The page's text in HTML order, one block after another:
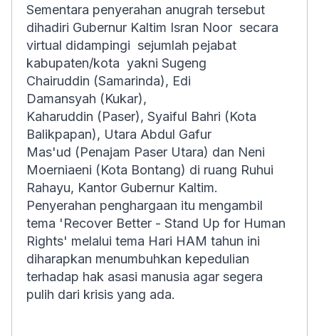
Sementara penyerahan anugrah tersebut
dihadiri Gubernur Kaltim Isran Noor secara
virtual didampingi sejumlah pejabat
kabupaten/kota yakni Sugeng
Chairuddin (Samarinda), Edi
Damansyah (Kukar),
Kaharuddin (Paser), Syaiful Bahri (Kota
Balikpapan), Utara Abdul Gafur
Mas'ud (Penajam Paser Utara) dan Neni
Moerniaeni (Kota Bontang) di ruang Ruhui
Rahayu, Kantor Gubernur Kaltim.
Penyerahan penghargaan itu mengambil
tema 'Recover Better - Stand Up for Human
Rights' melalui tema Hari HAM tahun ini
diharapkan menumbuhkan kepedulian
terhadap hak asasi manusia agar segera
pulih dari krisis yang ada.